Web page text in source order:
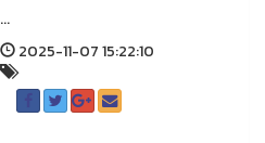
...
2025-11-07 15:22:10